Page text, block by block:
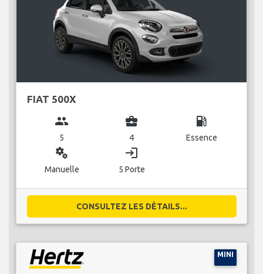
FIAT 500X
group
5
business_center
4
local_gas_station
Essence
miscellaneous_services
Manuelle
login
5 Porte
CONSULTEZ LES DÉTAILS...
MINI